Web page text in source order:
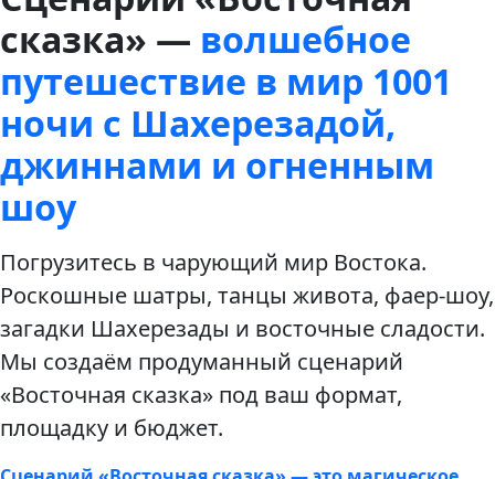
сказка» — волшебное
путешествие в мир 1001
ночи с Шахерезадой,
джиннами и огненным
шоу
Погрузитесь в чарующий мир Востока.
Роскошные шатры, танцы живота, фаер-шоу,
загадки Шахерезады и восточные сладости.
Мы создаём продуманный сценарий
«Восточная сказка» под ваш формат,
площадку и бюджет.